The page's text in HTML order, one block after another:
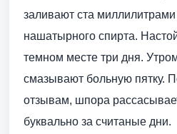
заливают ста
нашатырного спирта.
темном месте три дня.
смазывают больную пятку.
отзывам, шпора
буквально за считаные дни.